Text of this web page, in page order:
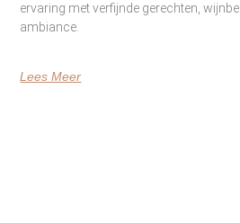
ervaring met verfijnde gerechten,
ambiance.
Lees Meer